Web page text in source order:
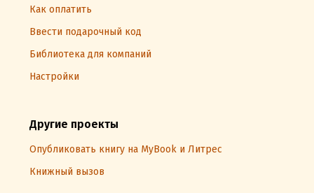
Как оплатить
Ввести подарочный код
Библиотека для компаний
Настройки
Другие проекты
Опубликовать книгу на MyBook и Литрес
Книжный вызов